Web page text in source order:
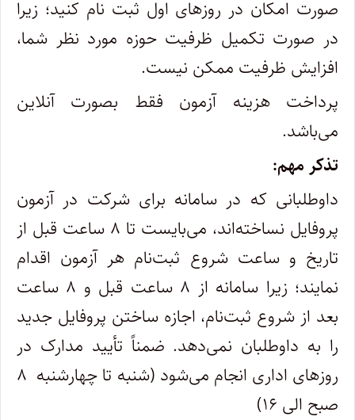
صورت امکان در روزهای اول ثبت نام کنید؛ زیرا
در صورت تکمیل ظرفیت حوزه مورد نظر شما،
افزایش ظرفیت ممکن نیست.
پرداخت هزینه آزمون فقط بصورت آنلاین
می‌باشد.
تذکر مهم:
داوطلبانی که در سامانه برای شرکت در آزمون
پروفایل نساخته‌اند، می‌بایست تا ۸ ساعت قبل از
تاریخ و ساعت شروع ثبت‌نام هر آزمون اقدام
نمایند؛ زیرا سامانه از ۸ ساعت قبل و ۸ ساعت
بعد از شروع ثبت‌نام، اجازه ساختن پروفایل جدید
را به داوطلبان نمی‌دهد. ضمناً تأیید مدارک در
روزهای اداری انجام می‌شود (شنبه تا چهارشنبه ۸
صبح الی ۱۶)